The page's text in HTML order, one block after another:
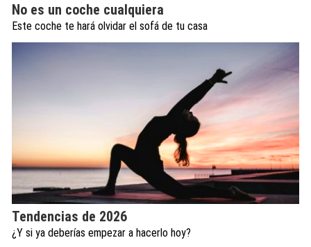
No es un coche cualquiera
Este coche te hará olvidar el sofá de tu casa
Tendencias de 2026
¿Y si ya deberías empezar a hacerlo hoy?